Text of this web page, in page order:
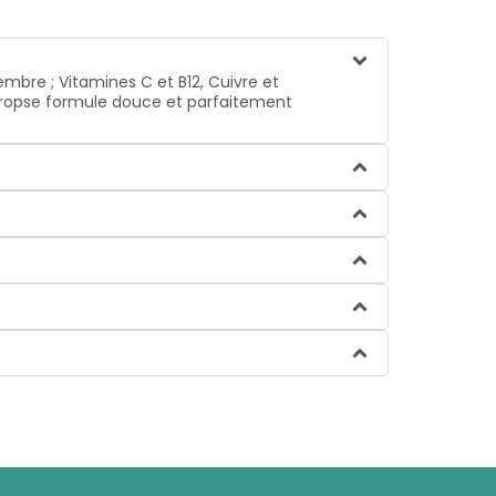
; Vitamines C et B12, Cuivre et
formule douce et parfaitement